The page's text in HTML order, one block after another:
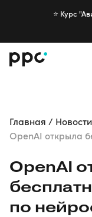
⭐️ Курс
Главная
Новости
OpenAI открыла
OpenAI
по